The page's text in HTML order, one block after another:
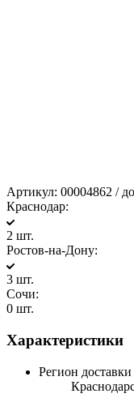
Артикул: 00004862 /
Краснодар:
2 шт.
Ростов-на-Дону:
3 шт.
Сочи:
0 шт.
Характеристики
Регион доставки